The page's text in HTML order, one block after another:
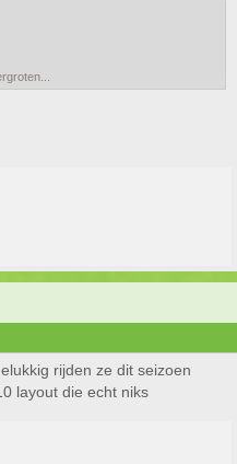
rijden ze dit seizoen
layout die echt niks